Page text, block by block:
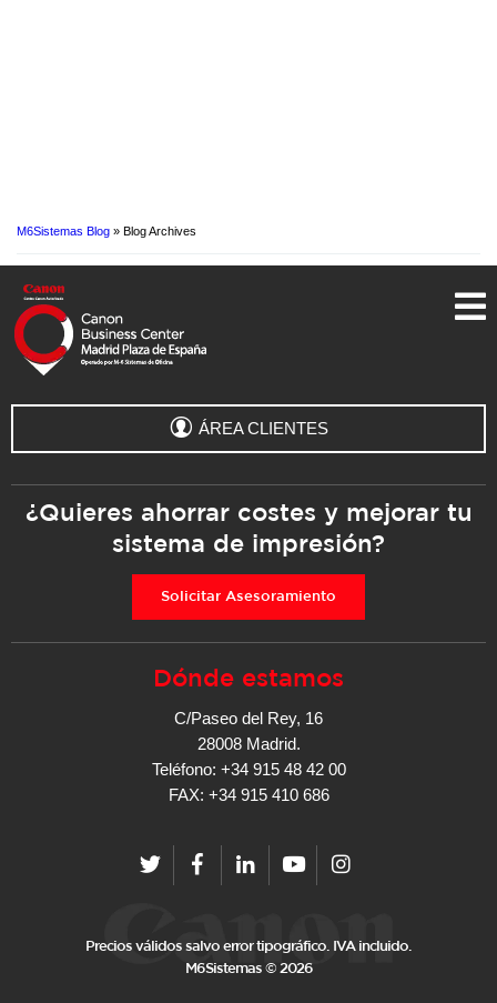
M6Sistemas Blog » Blog Archives
ÁREA CLIENTES
¿Quieres ahorrar costes y mejorar tu
sistema de impresión?
Solicitar Asesoramiento
Dónde estamos
C/Paseo del Rey, 16
28008 Madrid.
Teléfono: +34 915 48 42 00
FAX: +34 915 410 686
Precios válidos salvo error tipográfico. IVA incluido.
M6Sistemas © 2026